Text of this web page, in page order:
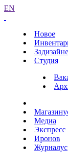
EN
Новое
Студия
Медиа
Экспресс
Иронов
Журналус